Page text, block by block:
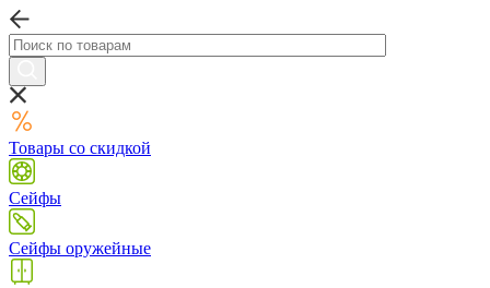
Товары со скидкой
Сейфы
Сейфы оружейные